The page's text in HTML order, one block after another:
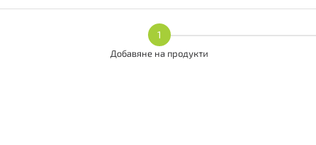
1
Добавяне на продукти